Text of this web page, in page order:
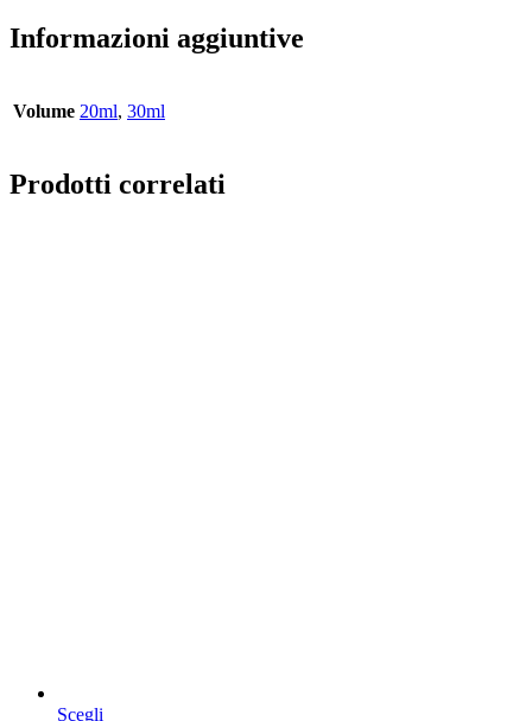
Informazioni aggiuntive
Volume 20ml, 30ml
Prodotti correlati
Scegli